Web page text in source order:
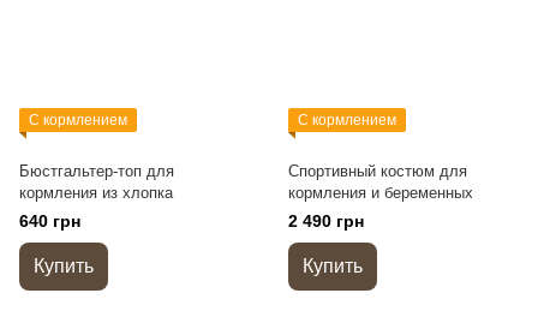
С кормлением
Бюстгальтер-топ для
кормления из хлопка
640 грн
Купить
С кормлением
Спортивный костюм для
кормления и беременных
2 490 грн
Купить